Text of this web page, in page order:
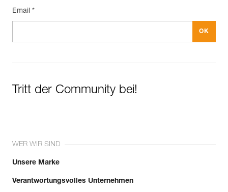
Email *
Tritt der Community bei!
WER WIR SIND
Unsere Marke
Verantwortungsvolles Unternehmen